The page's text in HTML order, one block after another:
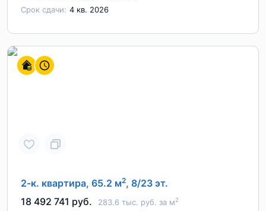
Срок сдачи: 4 кв. 2026
2-к. квартира, 65.2 м2, 8/23 эт.
18 492 741 руб.
283.6 тыс. руб. за м2